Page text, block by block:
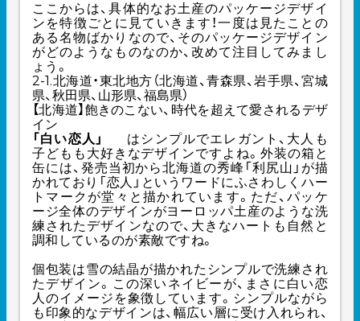
ここからは、具体的なお土産のパッケージデザイ
ンを特徴ごとに見ていきます！一度は見たことの
ある名物ばかりなので、そのパッケージデザイン
がどのようなものなのか、改めて注目してみまし
ょう。
2-1.北海道・東北地方（北海道、青森県、岩手県、宮城
県、秋田県、山形県、福島県）
【北海道】飽きのこない、時代を超えて愛されるデザ
イン
「白い恋人」
はシンプルでエレガント、大人も
子どもも大好きなデザインですよね。外装の箱と
缶には、発売当初から北海道の秀峰「利尻山」が描
かれており「恋人」というワードにふさわしくハー
トマークが堂々と描かれています。ただ、パッケ
ージ全体のデザインがヨーロッパ土産のような洗
練されたデザインなので、大きなハートも自然と
調和しているのが素敵ですね。
個包装は雪の結晶が描かれたシンプルで洗練され
たデザイン。この深いネイビーが、まさに白い恋
人のイメージを象徴しています。シンプルながら
も印象的なデザインは、幅広い層に受け入れられ、